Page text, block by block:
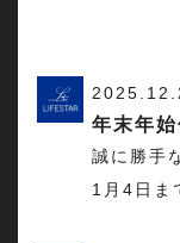
年末年
誠に勝手
1月4日ま